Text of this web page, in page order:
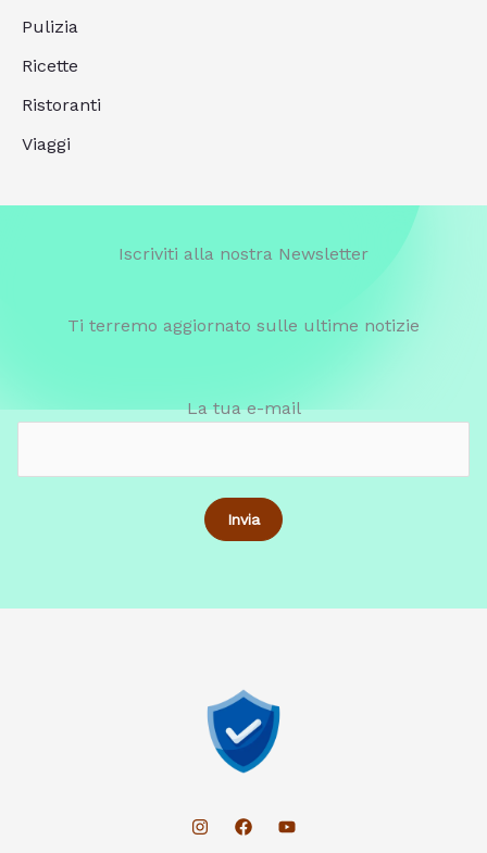
Pulizia
Ricette
Ristoranti
Viaggi
Iscriviti alla nostra Newsletter
Ti terremo aggiornato sulle ultime notizie
La tua e-mail